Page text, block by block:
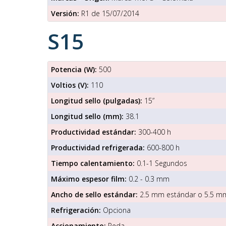
Versión: R1 de 15/07/2014
S15
Potencia (W): 500
Voltios (V): 110
Longitud sello (pulgadas): 15”
Longitud sello (mm): 38.1
Productividad estándar: 300-400 h
Productividad refrigerada: 600-800 h
Tiempo calentamiento: 0.1-1 Segundos
Máximo espesor film: 0.2 - 0.3 mm
Ancho de sello estándar: 2.5 mm estándar o 5.5
Refrigeración: Opciona